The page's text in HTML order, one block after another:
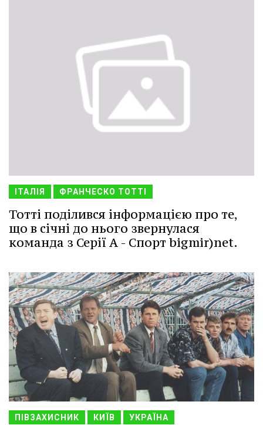
ІТАЛІЯ ФРАНЧЕСКО ТОТТІ
Тотті поділився інформацією про те,
що в січні до нього звернулася
команда з Серії А - Спорт bigmir)net.
ПІВЗАХИСНИК КИЇВ УКРАЇНА